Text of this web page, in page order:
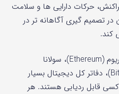
حرکات دارایی‌ ها و سلامت
تصمیم‌ گیری آگاهانه‌ تر در
کند.
بلاکچین‌های عمومی مانند اتریوم (Ethereum)، سولانا
(Solana) و بیت‌ کوین (Bitcoin)، دفاتر کل دیجیتال بسیار
قابل ردیابی هستند. هر